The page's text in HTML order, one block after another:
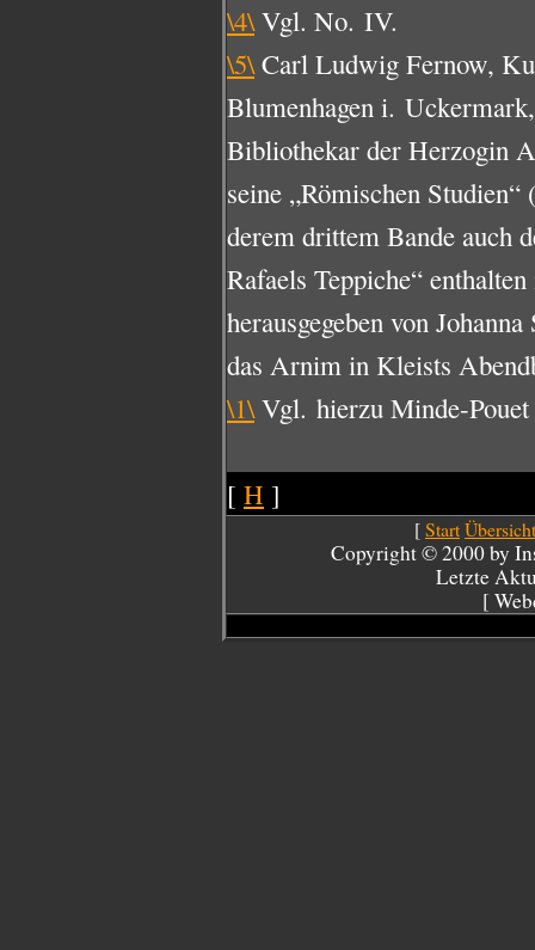
\4\ Vgl. No. IV.
\5\ Carl Ludwig Fernow,
Blumenhagen i.
Bibliothekar der Herzogin
seine „Römischen
derem drittem Bande auch
Rafaels Teppiche“
herausgegeben von
das Arnim in Kleists
\1\ Vgl. hierzu Minde-
[ H ]
[StartÜbersicht
Copyright © 2000 by
Letzte
[